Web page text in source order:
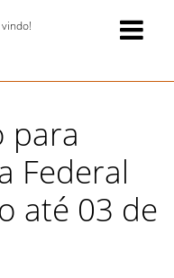
para
Federal
até 03 de